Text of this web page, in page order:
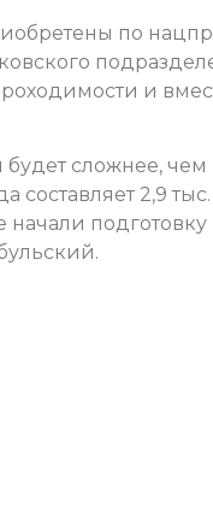
по
и
будет сложнее,
2,9
подготовку